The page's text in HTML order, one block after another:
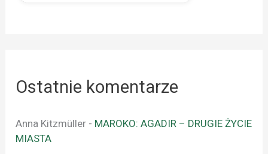
Ostatnie komentarze
Anna Kitzmüller - MAROKO: AGADIR – DRUGIE ŻYCIE
MIASTA